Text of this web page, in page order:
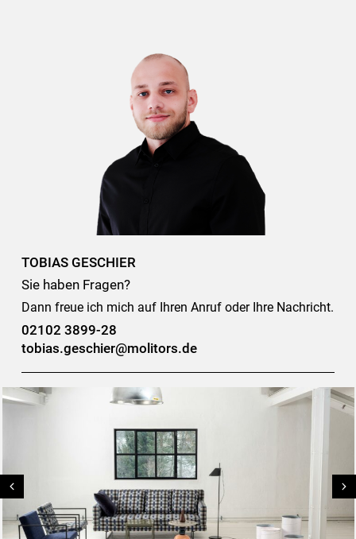
TOBIAS GESCHIER
Sie haben Fragen?
Dann freue ich mich auf Ihren Anruf oder Ihre Nachricht.
02102 3899-28
tobias.geschier@molitors.de